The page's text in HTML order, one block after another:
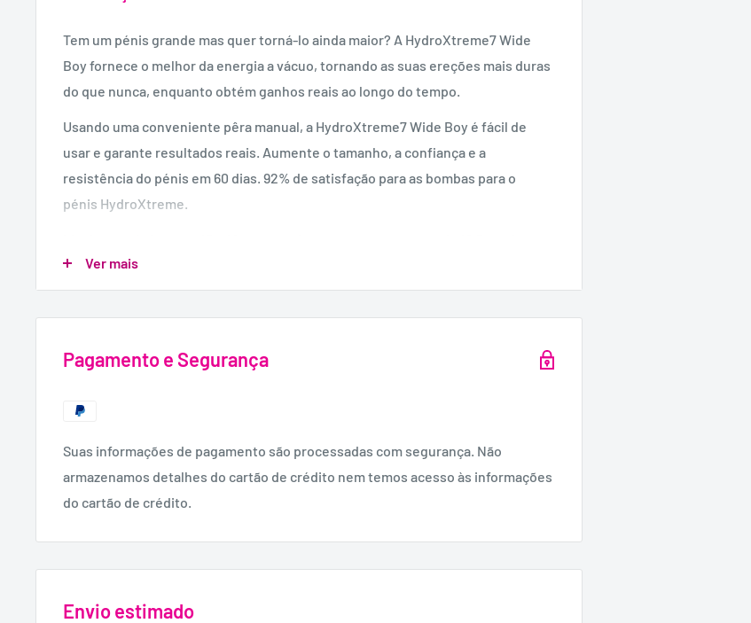
Tem um pénis grande mas quer torná-lo ainda maior? A HydroXtreme7 Wide
Boy ​​fornece o melhor da energia a vácuo, tornando as suas ereções mais duras
do que nunca, enquanto obtém ganhos reais ao longo do tempo.
Usando uma conveniente pêra manual, a HydroXtreme7 Wide Boy ​​é fácil de
usar e garante resultados reais. Aumente o tamanho, a confiança e a
resistência do pénis em 60 dias. 92% de satisfação para as bombas para o
pénis HydroXtreme.
circunferência.
Melhora a confiança sexual e pessoal.
Aumenta o potencial sexual e resistência.
Ver mais
Pagamento e Segurança
Suas informações de pagamento são processadas com segurança. Não
armazenamos detalhes do cartão de crédito nem temos acesso às informações
do cartão de crédito.
Envio estimado